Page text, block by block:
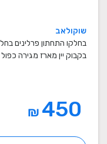
שוקולאב
בחלקו התחתון פרלינים
בקבוק יין מארז מגירה כפול – 32
₪